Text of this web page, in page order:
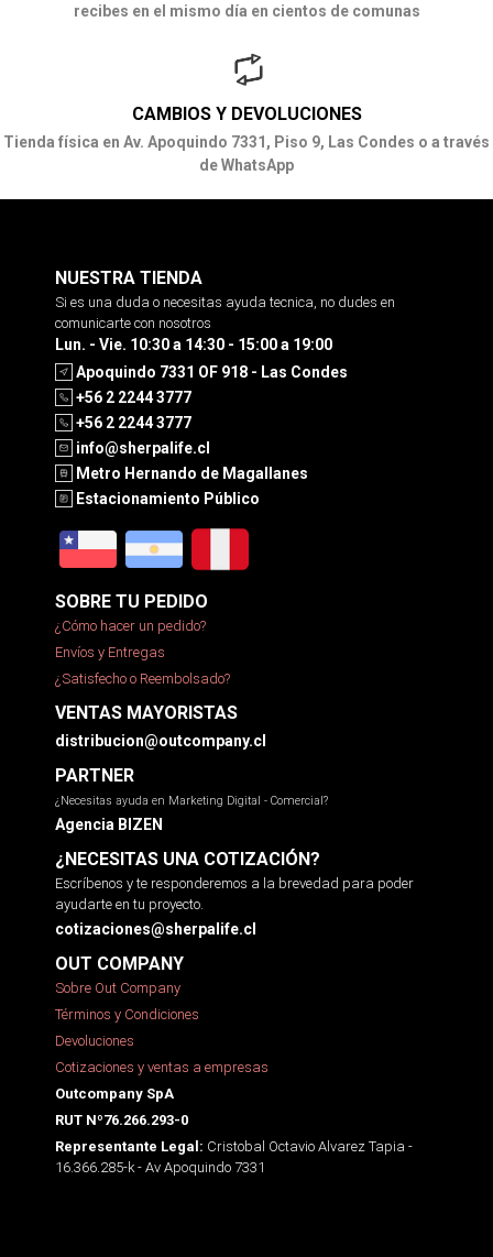
recibes en el mismo día en cientos de comunas
CAMBIOS Y DEVOLUCIONES
Tienda física en Av. Apoquindo 7331, Piso 9, Las Condes o a través
de WhatsApp
NUESTRA TIENDA
Si es una duda o necesitas ayuda tecnica, no dudes en
comunicarte con nosotros
Lun. - Vie. 10:30 a 14:30 - 15:00 a 19:00
Apoquindo 7331 OF 918 - Las Condes
+56 2 2244 3777
+56 2 2244 3777
info@sherpalife.cl
Metro Hernando de Magallanes
Estacionamiento Público
SOBRE TU PEDIDO
¿Cómo hacer un pedido?
Envíos y Entregas
¿Satisfecho o Reembolsado?
VENTAS MAYORISTAS
distribucion@outcompany.cl
PARTNER
¿Necesitas ayuda en Marketing Digital - Comercial?
Agencia BIZEN
¿NECESITAS UNA COTIZACIÓN?
Escríbenos y te responderemos a la brevedad para poder
ayudarte en tu proyecto.
cotizaciones@sherpalife.cl
OUT COMPANY
Sobre Out Company
Términos y Condiciones
Devoluciones
Cotizaciones y ventas a empresas
Outcompany SpA
RUT Nº76.266.293-0
Representante Legal: Cristobal Octavio Alvarez Tapia -
16.366.285-k - Av Apoquindo 7331